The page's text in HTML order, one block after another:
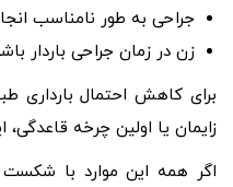
جراحی به طور نامناسب
زن در زمان جراحی باردار
برای کاهش احتمال بارداری
زایمان یا اولین چرخه
اگر همه این موارد با